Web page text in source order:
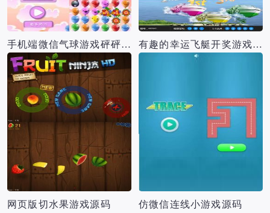
手机端微信气球游戏砰砰砰源码 有趣的幸运飞艇开奖游戏源码
网页版切水果游戏源码 仿微信连线小游戏源码